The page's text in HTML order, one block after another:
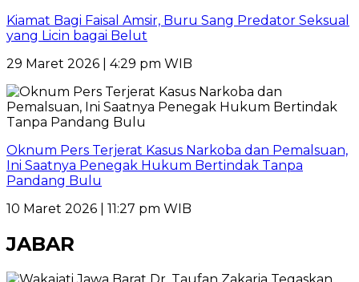
Kiamat Bagi Faisal Amsir, Buru Sang Predator Seksual
yang Licin bagai Belut
29 Maret 2026 | 4:29 pm WIB
Oknum Pers Terjerat Kasus Narkoba dan Pemalsuan,
Ini Saatnya Penegak Hukum Bertindak Tanpa
Pandang Bulu
10 Maret 2026 | 11:27 pm WIB
JABAR